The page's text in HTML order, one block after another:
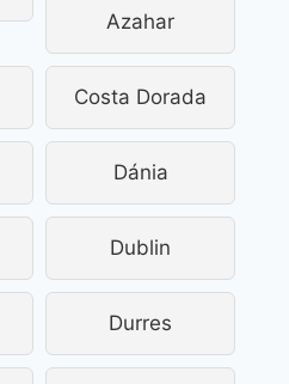
Azahar
Costa Dorada
Dánia
Dublin
Durres